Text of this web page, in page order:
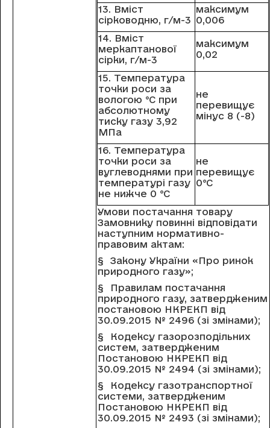
13. Вміст
сірководню, г/м-3
максимум
0,006
14. Вміст
меркаптанової
сірки, г/м-3
максимум
0,02
15. Температура
точки роси за
вологою °С при
абсолютному
тиску газу 3,92
МПа
не
перевищує
мінус 8 (-8)
16. Температура
точки роси за
вуглеводнями при
температурі газу
не нижче 0 °С
не
перевищує
0°С
Умови постачання товару
Замовнику повинні відповідати
наступним нормативно-
правовим актам:
§ Закону України «Про ринок
природного газу»;
§ Правилам постачання
природного газу, затвердженим
постановою НКРЕКП від
30.09.2015 № 2496 (зі змінами);
§ Кодексу газорозподільних
систем, затвердженим
Постановою НКРЕКП від
30.09.2015 № 2494 (зі змінами);
§ Кодексу газотранспортної
системи, затвердженим
Постановою НКРЕКП від
30.09.2015 № 2493 (зі змінами);